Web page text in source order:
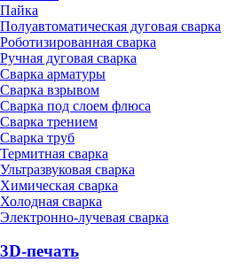
Пайка
Полуавтоматическая дуговая сварка
Роботизированная сварка
Ручная дуговая сварка
Сварка арматуры
Сварка взрывом
Сварка под слоем флюса
Сварка трением
Сварка труб
Термитная сварка
Ультразвуковая сварка
Химическая сварка
Холодная сварка
Электронно-лучевая сварка
3D-печать